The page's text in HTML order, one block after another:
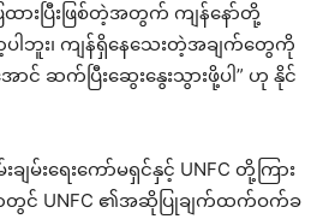
ားပြီးဖြစ်တဲ့အတွက် ကျန်နော်တို့
ပါဘူး၊ ကျန်ရှိနေသေးတဲ့အချက်တွေကို
ဆက်ပြီးဆွေးနွေးသွားဖို့ပါ” ဟု နိုင်
မ်းရေးကော်မရှင်နှင့် UNFC တို့ကြား
ာတွင် UNFC ၏အဆိုပြုချက်ထက်ဝက်ခ